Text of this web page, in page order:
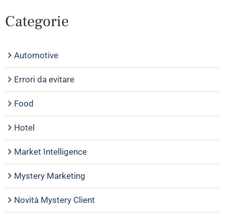
Categorie
Automotive
Errori da evitare
Food
Hotel
Market Intelligence
Mystery Marketing
Novità Mystery Client